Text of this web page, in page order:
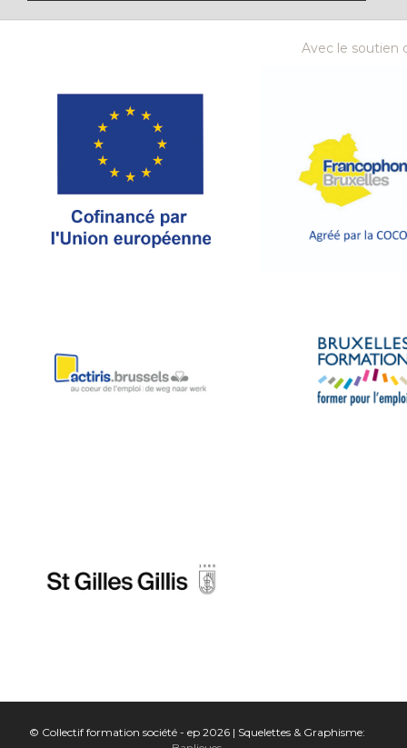
Avec le soutien
© Collectif formation société - ep 2026 | Squelettes & Graphisme: